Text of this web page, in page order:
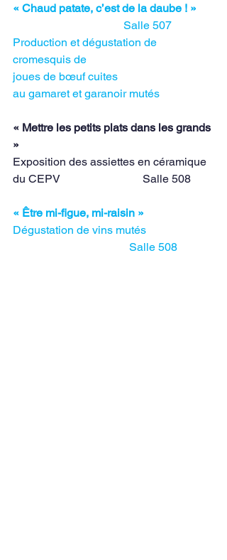
« Chaud patate, c’est de la daube ! »
Salle 507
Production et dégustation de
cromesquis de
joues de bœuf cuites
au gamaret et garanoir mutés
« Mettre les petits plats dans les grands
»
Exposition des assiettes en céramique
du CEPV                             Salle 508
« Être mi-figue, mi-raisin »
Dégustation de vins mutés
                                         Salle 508